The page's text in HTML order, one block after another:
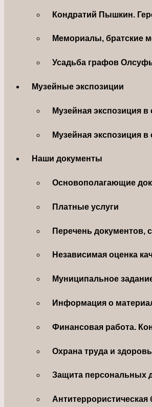
Кондратий Пышкин.
Мемориалы, братские
Усадьба графов
Музейные экспозиции
Музейная экспозиция
Музейная экспозиция в
Наши документы
Основополагающие
Платные услуги
Перечень документов,
Независимая оценка
Муниципальное
Информация о
Финансовая работа.
Охрана труда и
Защита персональных
Антитеррористическая